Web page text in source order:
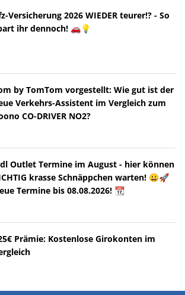
Versicherung 2026 WIEDER teurer!? - So
ihr dennoch! 🚗💡
by TomTom vorgestellt: Wie gut ist der
Verkehrs-Assistent im Vergleich zum
CO-DRIVER NO2?
Outlet Termine im August - hier können
krasse Schnäppchen warten! 😀🚀
Termine bis 08.08.2026! 📆
Prämie: Kostenlose Girokonten im